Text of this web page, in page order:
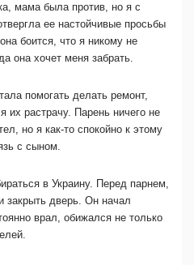
мама была против, но я с
ее настойчивые просьбы
боится, что я никому не
она хочет меня забрать.
помогать делать ремонт,
их растрачу. Парень ничего не
но я как-то спокойно к этому
с сыном.
в Украину. Перед парнем,
закрыть дверь. Он начал
врал, обижался не только